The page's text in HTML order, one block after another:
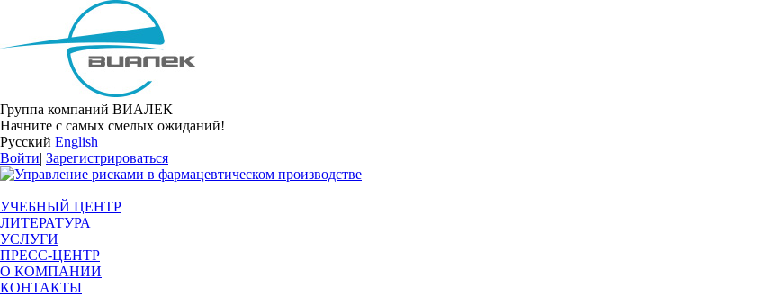
Группа компаний ВИАЛЕК
Начните с самых смелых ожиданий!
Русский English
Войти| Зарегистрироваться
УЧЕБНЫЙ ЦЕНТР
ЛИТЕРАТУРА
УСЛУГИ
ПРЕСС-ЦЕНТР
О КОМПАНИИ
КОНТАКТЫ